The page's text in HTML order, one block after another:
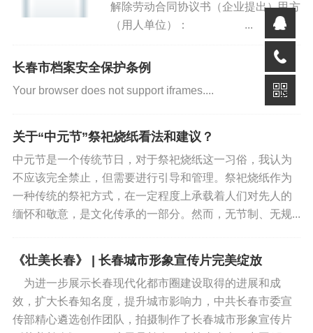
解除劳动合同协议书（企业提出）甲方
（用人单位）： ...
长春市档案安全保护条例
Your browser does not support iframes....
关于“中元节”祭祀烧纸看法和建议？
中元节是一个传统节日，对于祭祀烧纸这一习俗，我认为
不应该完全禁止，但需要进行引导和管理。祭祀烧纸作为
一种传统的祭祀方式，在一定程度上承载着人们对先人的
缅怀和敬意，是文化传承的一部分。然而，无节制、无规...
《壮美长春》 | 长春城市形象宣传片完美绽放
为进一步展示长春现代化都市圈建设取得的进展和成
效，扩大长春知名度，提升城市影响力，中共长春市委宣
传部精心遴选创作团队，拍摄制作了长春城市形象宣传片